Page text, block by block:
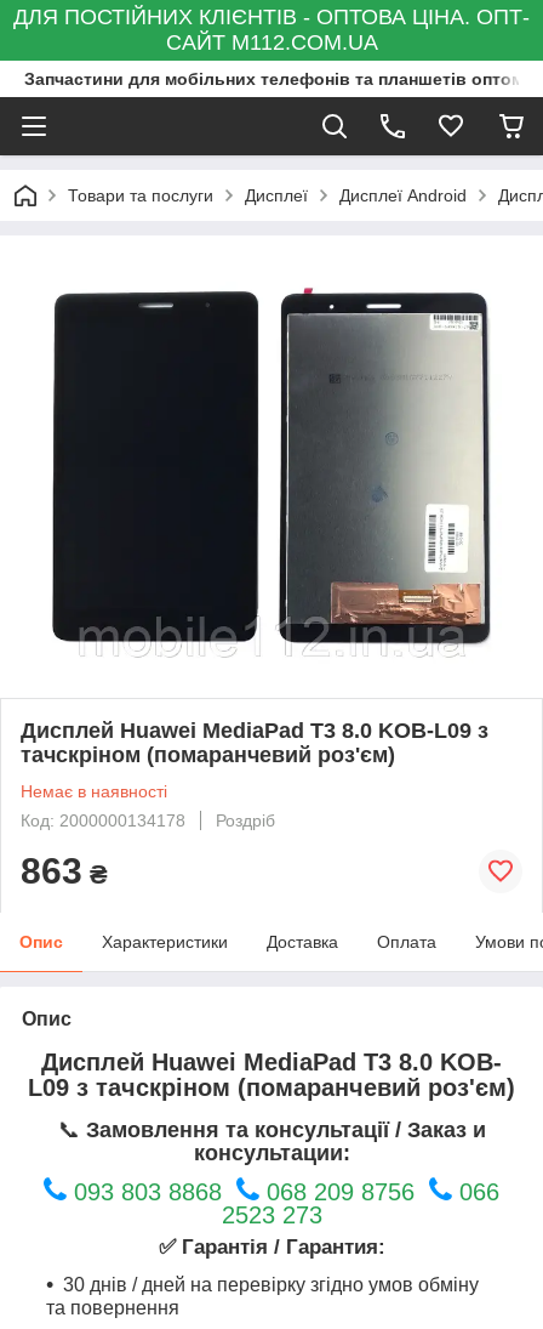
ДЛЯ ПОСТІЙНИХ КЛІЄНТІВ - ОПТОВА ЦІНА. ОПТ-
САЙТ M112.COM.UA
Запчастини для мобільних телефонів та планшетів оптом
Товари та послуги Дисплеї Дисплеї Android
Дисплей Huawei MediaPad T3 8.0 KOB-L09 з
тачскріном (помаранчевий роз'єм)
Немає в наявності
Код: 2000000134178
Роздріб
863 ₴
Опис Характеристики Доставка Оплата Умови
Опис
Дисплей Huawei MediaPad T3 8.0 KOB-
L09 з тачскріном (помаранчевий роз'єм)
📞 Замовлення та консультації / Заказ и
консультации:
093 803 8868 068 209 8756
066
2523 273
✅ Гарантія / Гарантия:
30 днів / дней на перевірку згідно умов обміну
та повернення